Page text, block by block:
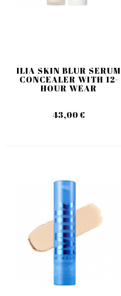
ILIA SKIN BLUR SERUM
CONCEALER WITH 12-
HOUR WEAR
43,00 €